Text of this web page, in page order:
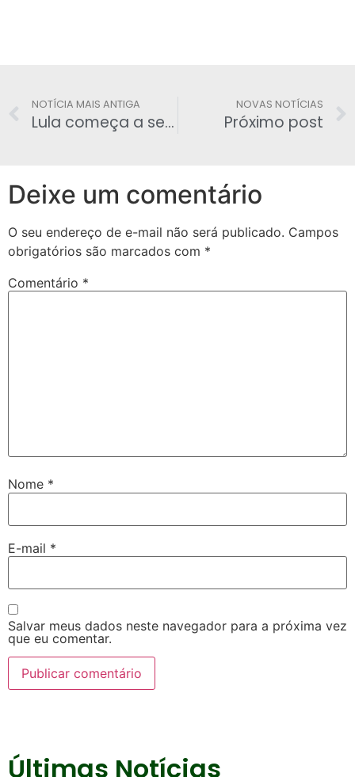
NOTÍCIA MAIS ANTIGA
Lula começa a ser ‘descanonizado’ pelo asfalto
NOVAS NOTÍCIAS
Próximo post
Deixe um comentário
O seu endereço de e-mail não será publicado. Campos
obrigatórios são marcados com *
Comentário *
Nome *
E-mail *
Salvar meus dados neste navegador para a próxima vez
que eu comentar.
Últimas Notícias